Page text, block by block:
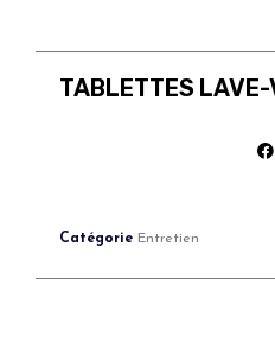
TABLETTES
Catégorie Entretien